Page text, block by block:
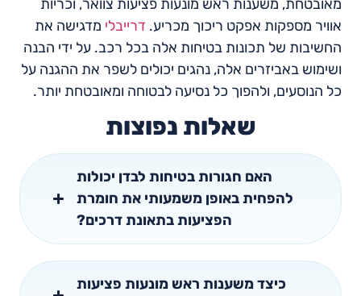
מאובטחת, משענות ראש מונעות פציעות צוואר, וכריות
אוויר מספקות אפקט ריכוך מכריע. דרייבלי מדגישה את
החשיבות של תכונות בטיחות אלה בכל רכב. על ידי הבנה
ושימוש באביזרים אלה, נהגים יכולים לשפר את ההגנה על
כל הנוסעים, ולהפוך כל נסיעה לבטוחה ומאובטחת יותר.
שאלות נפוצות
האם חגורות בטיחות לבדן יכולות
להפחית באופן משמעותי את חומרת
הפציעות בתאונת דרכים?
כיצד משענות ראש מונעות פציעות